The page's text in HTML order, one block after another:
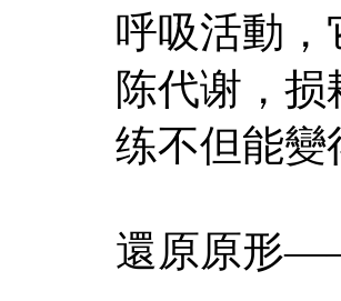
呼吸活動，
陈代谢，
练不但能變
還原原形